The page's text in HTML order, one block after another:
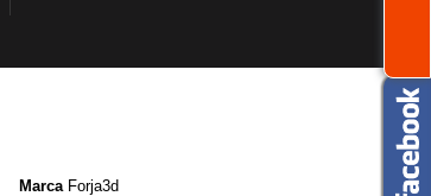
Marca Forja3d